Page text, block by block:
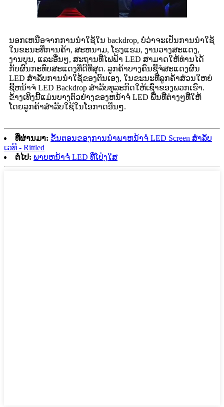
ນອກເຫນືອຈາກການນໍາໃຊ້ໃນ backdrop, ບໍ່ວ່າຈະເປັນການນໍາໃຊ້
ໃນຂະນະທີ່ການຄ້າ, ສະຫນາມ, ໂຮງແຮມ, ງານວາງສະແດງ,
ງານບຸນ, ແລະອື່ນໆ, ສະຖານທີ່ໄຟຟ້າ LED ສາມາດໃຫ້ທ່ານໄດ້
ກັບຜົນກະທົບສະແດງທີ່ດີທີ່ສຸດ. ລູກຄ້າບາງຄົນຊື້ຈໍສະແດງຜົນ
LED ສໍາລັບການນໍາໃຊ້ຂອງຕົນເອງ, ໃນຂະນະທີ່ລູກຄ້າສ່ວນໃຫຍ່
ຊື້ຫນ້າຈໍ LED Backdrop ສໍາລັບທຸລະກິດໃຫ້ເຊົ່າຂອງພວກເຮົາ.
ຂ້າງເທິງນີ້ແມ່ນບາງຕົວຢ່າງຂອງຫນ້າຈໍ LED ພື້ນທີ່ຕ່າງໆທີ່ໃຫ້
ໂດຍລູກຄ້າສໍາລັບໃຊ້ໃນໂອກາດອື່ນໆ.
ທີ່ຜ່ານມາ: ຂັ້ນຕອນຂອງການນໍາພາຫນ້າຈໍ LED Screen ສໍາລັບ
ເວທີ - Rittled
ຕໍ່ໄປ: ພາບຫນ້າຈໍ LED ທີ່ໂປ່ງໃສ